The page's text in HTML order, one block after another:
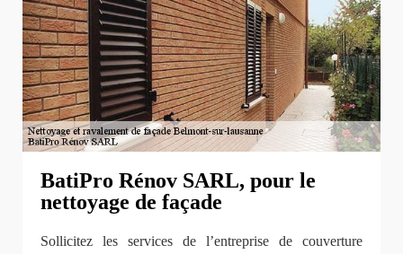
BatiPro Rénov SARL, pour le
nettoyage de façade
Sollicitez les services de l’entreprise de couverture